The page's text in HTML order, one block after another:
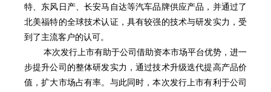
特、东风日产、长安马自达等汽车品牌供应产品，并通过了
北美福特的全球技术认证，具有较强的技术与研发实力，受
到了主流客户的认可。
本次发行上市有助于公司借助资本市场平台优势，进一
步提升公司的整体研发实力，通过技术升级迭代提高产品价
值，扩大市场占有率。与此同时，本次发行上市有利于公司